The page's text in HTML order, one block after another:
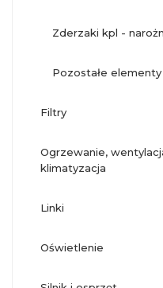
zderzaki kpl -
pozostałe elementy
filtry
ogrzewanie, wentylacja,
klimatyzacja
linki
oświetlenie